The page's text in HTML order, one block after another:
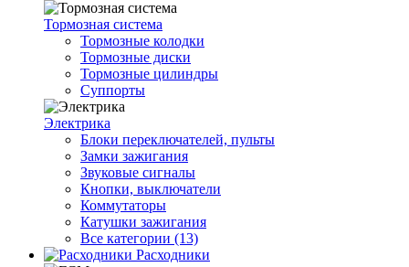
Тормозная система
Тормозные колодки
Тормозные диски
Тормозные цилиндры
Суппорты
Электрика
Блоки переключателей, пульты
Замки зажигания
Звуковые сигналы
Кнопки, выключатели
Коммутаторы
Катушки зажигания
Все категории (13)
Расходники